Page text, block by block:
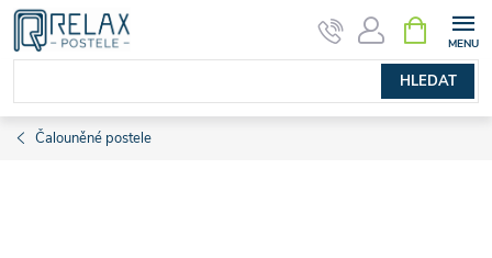
Přejít
obsah
HLEDAT
NÁKUPNÍ
KOŠÍK
Čalouněné postele